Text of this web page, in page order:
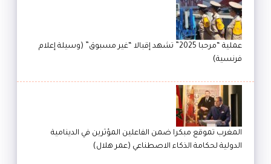
عملية “مرحبا 2025” تشهد إقبالا “غير مسبوق” (وسيلة إعلام
فرنسية)
المغرب تموقع مبكرا ضمن الفاعلين المؤثرين في الدينامية
الدولية لحكامة الذكاء الاصطناعي (عمر هلال)